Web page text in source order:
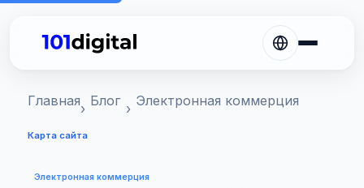
Главная Блог Электронная коммерция
Карта сайта
Электронная коммерция